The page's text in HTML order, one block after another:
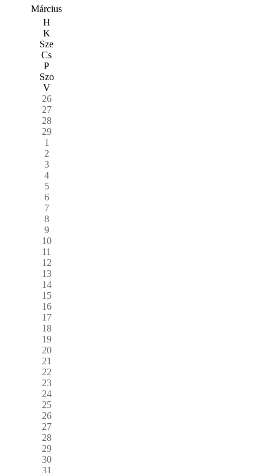
Március
H
K
Sze
Cs
P
Szo
V
26
27
28
29
1
2
3
4
5
6
7
8
9
10
11
12
13
14
15
16
17
18
19
20
21
22
23
24
25
26
27
28
29
30
31